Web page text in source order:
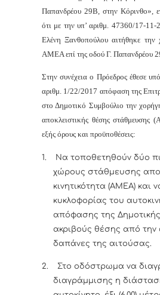
Παπανδρέου 29Β, στην Κόρινθο»,
ότι με την υπ’ αριθμ. 47360/17-
Ελένη Ξανθοπούλου αιτήθηκε
ΑΜΕΑ επί της οδού Γ. Παπανδρέου
Στην συνέχεια ο Πρόεδρος έθεσε
αριθμ. 1/22/2017 απόφαση της
στο Δημοτικό Συμβούλιο την
αποκλειστικής θέσης
εξής όρους και προϋποθέσεις:
1.
Να τοποθετηθούν δύο
χώρους στάθμευσης
κινητικότητα (ΑΜΕΑ) και
κυκλοφορίας του
απόφασης της
ακριβούς θέσης από
δαπάνες της αιτούσας.
2.
Στο οδόστρωμα να
διαγράμμισης η